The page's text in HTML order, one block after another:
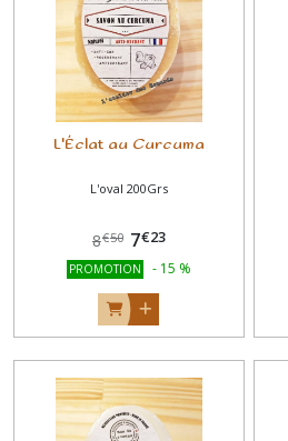
L'Éclat au Curcuma
L'oval 200Grs
8€50 7€23
PROMOTION - 15 %